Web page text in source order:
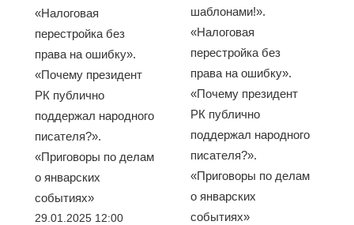
«Налоговая
перестройка без
права на ошибку».
«Почему президент
РК публично
поддержал народного
писателя?».
«Приговоры по делам
о январских
событиях»
29.01.2025 12:00
шаблонами!».
«Налоговая
перестройка без
права на ошибку».
«Почему президент
РК публично
поддержал народного
писателя?».
«Приговоры по делам
о январских
событиях»